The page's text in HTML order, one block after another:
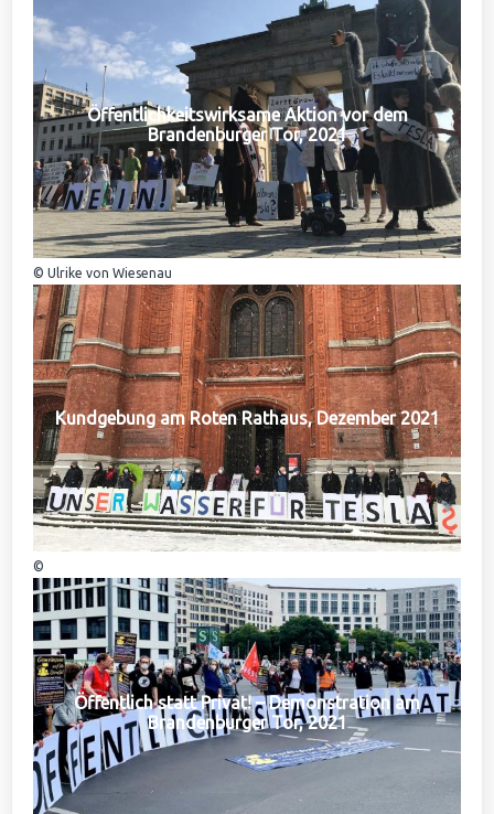
Öffentlichkeitswirksame Aktion vor dem
Brandenburger Tor, 2021
© Ulrike von Wiesenau
Kundgebung am Roten Rathaus, Dezember 2021
©
Öffentlich statt Privat! – Demonstration am
Brandenburger Tor, 2021